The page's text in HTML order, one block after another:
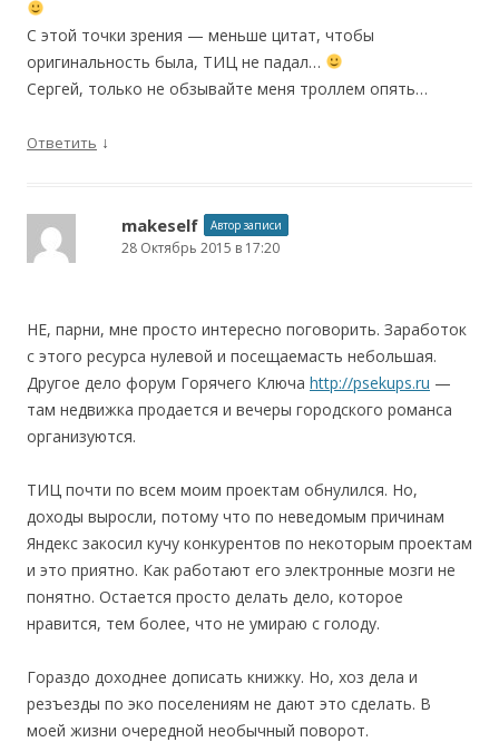
С этой точки зрения — меньше цитат, чтобы
оригинальность была, ТИЦ не падал…
Сергей, только не обзывайте меня троллем опять…
Ответить ↓
makeself Автор записи
28 Октябрь 2015 в 17:20
НЕ, парни, мне просто интересно поговорить. Заработок
с этого ресурса нулевой и посещаемасть небольшая.
Другое дело форум Горячего Ключа http://psekups.ru —
там недвижка продается и вечеры городского романса
организуются.
ТИЦ почти по всем моим проектам обнулился. Но,
доходы выросли, потому что по неведомым причинам
Яндекс закосил кучу конкурентов по некоторым проектам
и это приятно. Как работают его электронные мозги не
понятно. Остается просто делать дело, которое
нравится, тем более, что не умираю с голоду.
Гораздо доходнее дописать книжку. Но, хоз дела и
резъезды по эко поселениям не дают это сделать. В
моей жизни очередной необычный поворот.